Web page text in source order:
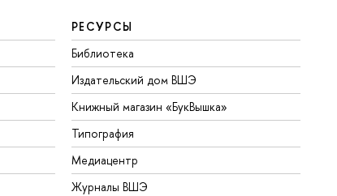
РЕСУРСЫ
Библиотека
Издательский дом ВШЭ
Книжный магазин «БукВышка»
Типография
Медиацентр
Журналы ВШЭ